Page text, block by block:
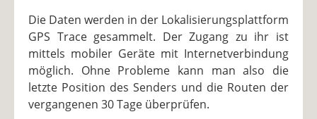
Die Daten werden in der Lokalisierungsplattform
GPS Trace gesammelt. Der Zugang zu ihr ist
mittels mobiler Geräte mit Internetverbindung
möglich. Ohne Probleme kann man also die
letzte Position des Senders und die Routen der
vergangenen 30 Tage überprüfen.